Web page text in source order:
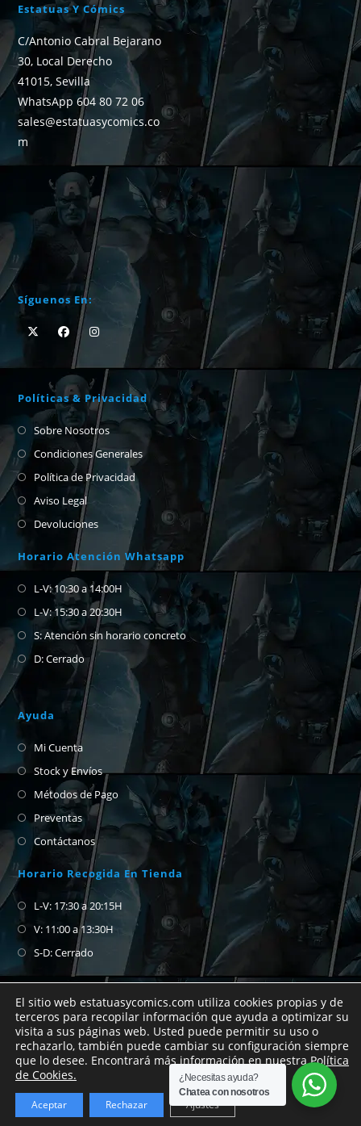
Si no encuentras el cómic que buscas no
dudes en abrirnos un chat de whatsapp para
preguntar.
Descartar
Estatuas Y Cómics
C/Antonio Cabral Bejarano
30, Local Derecho
41015, Sevilla
WhatsApp 604 80 72 06
sales@estatuasycomics.co
m
Síguenos En:
Políticas & Privacidad
Sobre Nosotros
Condiciones Generales
Política de Privacidad
Aviso Legal
Devoluciones
Horario Atención Whatsapp
L-V: 10:30 a 14:00H
L-V: 15:30 a 20:30H
S: Atención sin horario concreto
D: Cerrado
Ayuda
Mi Cuenta
Stock y Envíos
Métodos de Pago
Preventas
Contáctanos
Horario Recogida En Tienda
L-V: 17:30 a 20:15H
V: 11:00 a 13:30H
S-D: Cerrado
Copyright Estatuas y Cómics 2026
El sitio web estatuasycomics.com utiliza cookies propias y de
terceros para recopilar información que ayuda a optimizar su
visita a sus páginas web. Usted puede permitir su uso o
rechazarlo, también puede cambiar su configuración siempre
que lo desee. Encontrará más información en nuestraPolítica
de Cookies.
Aceptar Rechazar Ajustes
¿Necesitas ayuda?
Chatea con nosotros